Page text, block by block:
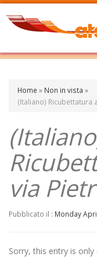
Home » Non in vista »
(Italiano) Ricubettatura
via
Pubblicato il : Monday
Sorry, this entry is only